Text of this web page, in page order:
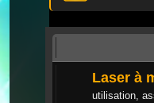
Laser à
utilisation,